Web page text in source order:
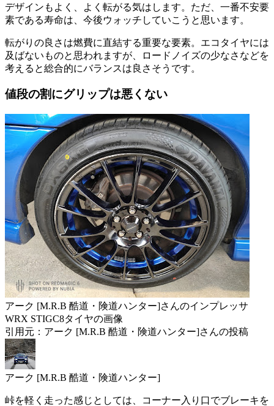
デザインもよく、よく転がる気はします。ただ、一番不安要
素である寿命は、今後ウォッチしていこうと思います。
転がりの良さは燃費に直結する重要な要素。エコタイヤには
及ばないものと思われますが、ロードノイズの少なさなどを
考えると総合的にバランスは良さそうです。
値段の割にグリップは悪くない
アーク [M.R.B 酷道・険道ハンター]さんのインプレッサ
WRX STIGC8タイヤの画像
引用元：アーク [M.R.B 酷道・険道ハンター]さんの投稿
アーク [M.R.B 酷道・険道ハンター]
峠を軽く走った感じとしては、コーナー入り口でブレーキを